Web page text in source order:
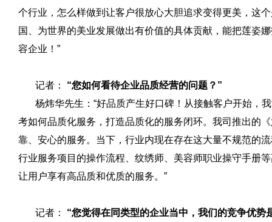
个行业，怎么样做到让客户很放心大胆追求变得更美，这
国、为世界的美业发展做出有价值的具体贡献，能把莲姿
容企业！”
记者：
“您如何看待企业品质经营的问题？”
杨炜华先生：“好品质产生好口碑！从接触客户开始，
考如何品质化服务，打造品质化的服务闭环。我司推出的
靠、安心的服务。当下，行业内现在存在这大量不规范的
行业服务项目的操作流程、纹绣师、美容师职业操守手册
让用户享有高品质和优质的服务。”
记者：
“您觉得在同类型的企业当中，我们的竞争优势